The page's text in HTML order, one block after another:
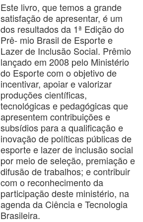
Este livro, que temos a grande
satisfação de apresentar, é um
dos resultados da 1ª Edição do
Prê- mio Brasil de Esporte e
Lazer de Inclusão Social. Prêmio
lançado em 2008 pelo Ministério
do Esporte com o objetivo de
incentivar, apoiar e valorizar
produções científicas,
tecnológicas e pedagógicas que
apresentem contribuições e
subsídios para a qualificação e
inovação de políticas públicas de
esporte e lazer de inclusão social
por meio de seleção, premiação e
difusão de trabalhos; e contribuir
com o reconhecimento da
participação deste ministério, na
agenda da Ciência e Tecnologia
Brasileira.